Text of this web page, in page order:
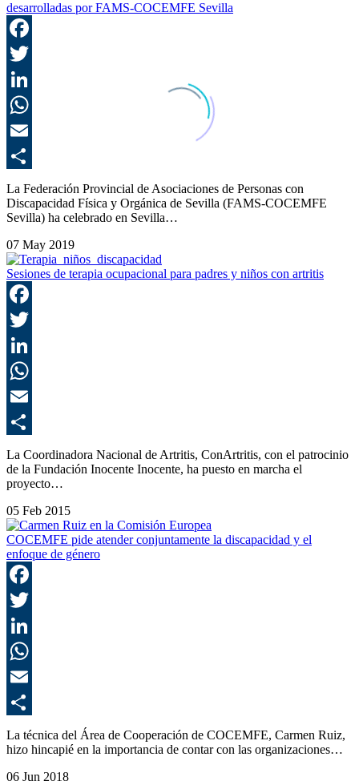
desarrolladas por FAMS-COCEMFE Sevilla
La Federación Provincial de Asociaciones de Personas con
Discapacidad Física y Orgánica de Sevilla (FAMS-COCEMFE
Sevilla) ha celebrado en Sevilla…
07 May 2019
Sesiones de terapia ocupacional para padres y niños con artritis
La Coordinadora Nacional de Artritis, ConArtritis, con el patrocinio
de la Fundación Inocente Inocente, ha puesto en marcha el
proyecto…
05 Feb 2015
COCEMFE pide atender conjuntamente la discapacidad y el
enfoque de género
La técnica del Área de Cooperación de COCEMFE, Carmen Ruiz,
hizo hincapié en la importancia de contar con las organizaciones…
06 Jun 2018